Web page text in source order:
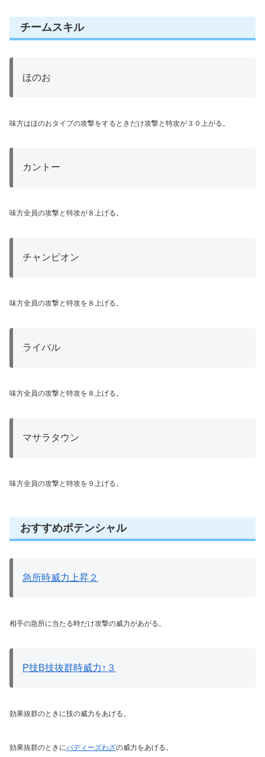
チームスキル
ほのお
味方はほのおタイプの攻撃をするときだけ攻撃と特攻が３０上がる。
カントー
味方全員の攻撃と特攻が８上げる。
チャンピオン
味方全員の攻撃と特攻を８上げる。
ライバル
味方全員の攻撃と特攻を８上げる。
マサラタウン
味方全員の攻撃と特攻を９上げる。
おすすめポテンシャル
急所時威力上昇２
相手の急所に当たる時だけ攻撃の威力があがる。
P技B技抜群時威力↑３
効果抜群のときに技の威力をあげる。
効果抜群のときにバディーズわざの威力をあげる。